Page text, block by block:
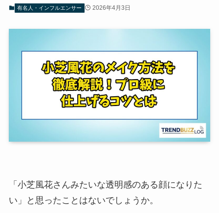
有名人・インフルエンサー 2026年4月3日
「小芝風花さんみたいな透明感のある顔になりた
い」と思ったことはないでしょうか。